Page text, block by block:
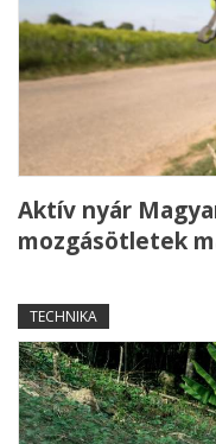
Aktív nyár
mozgásötletek
TECHNIKA